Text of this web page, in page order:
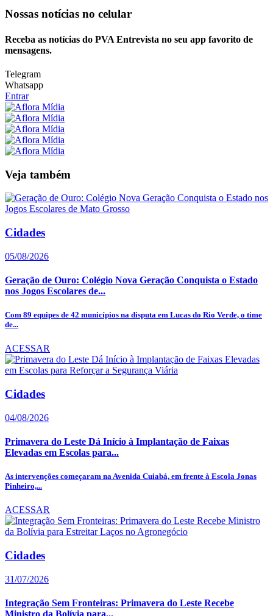
Nossas notícias no celular
Receba as notícias do PVA Entrevista no seu app favorito de
mensagens.
Telegram
Whatsapp
Entrar
Veja também
Cidades
05/08/2026
Geração de Ouro: Colégio Nova Geração Conquista o Estado
nos Jogos Escolares de...
Com 89 equipes de 42 municípios na disputa em Lucas do Rio Verde, o time
de...
ACESSAR
Cidades
04/08/2026
Primavera do Leste Dá Início à Implantação de Faixas
Elevadas em Escolas para...
As intervenções começaram na Avenida Cuiabá, em frente à Escola Jonas
Pinheiro,...
ACESSAR
Cidades
31/07/2026
Integração Sem Fronteiras: Primavera do Leste Recebe